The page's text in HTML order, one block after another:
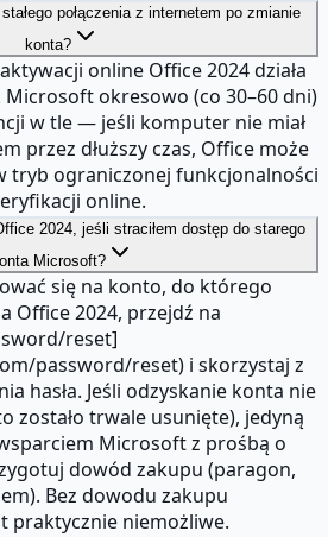
połączenia z internetem po zmianie
konta?
online Office 2024 działa
Microsoft okresowo (co 30–60 dni)
w tle — jeśli komputer nie miał
przez dłuższy czas, Office może
tryb ograniczonej funkcjonalności
online.
2024, jeśli straciłem dostęp do starego
Microsoft?
się na konto, do którego
Office 2024, przejdź na
reset]
password/reset) i skorzystaj z
hasła. Jeśli odzyskanie konta nie
zostało trwale usunięte), jedyną
Microsoft z prośbą o
dowód zakupu (paragon,
Bez dowodu zakupu
praktycznie niemożliwe.